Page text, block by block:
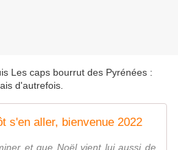
Les caps bourrut des Pyrénées :
d'autrefois
s'en aller, bienvenue 2022
et que Noël vient lui aussi de